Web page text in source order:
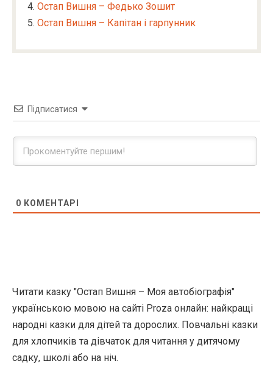
Остап Вишня – Федько Зошит
Остап Вишня – Капітан і гарпунник
Підписатися
0 КОМЕНТАРІ
Читати казку "Остап Вишня – Моя автобіографія"
українською мовою на сайті Proza онлайн: найкращі
народні казки для дітей та дорослих. Повчальні казки
для хлопчиків та дівчаток для читання у дитячому
садку, школі або на ніч.